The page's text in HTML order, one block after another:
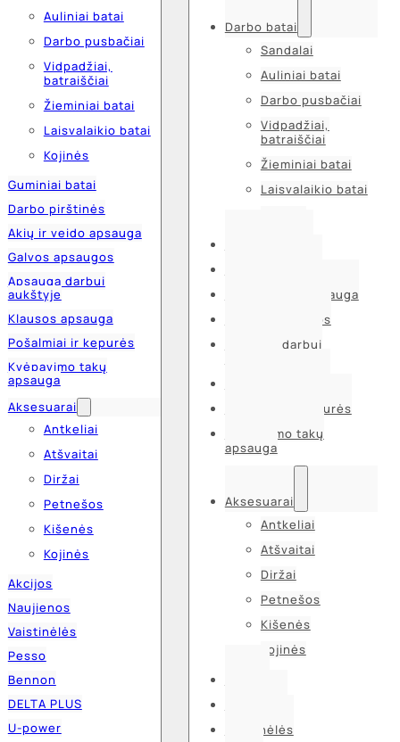
Auliniai batai
Darbo pusbačiai
Vidpadžiai,
batraiščiai
Žieminiai batai
Laisvalaikio batai
Kojinės
Guminiai batai
Darbo pirštinės
Akių ir veido apsauga
Galvos apsaugos
Apsauga darbui
aukštyje
Klausos apsauga
Pošalmiai ir kepurės
Kvėpavimo takų
apsauga
Aksesuarai
Antkeliai
Atšvaitai
Diržai
Petnešos
Kišenės
Kojinės
Akcijos
Naujienos
Vaistinėlės
Pesso
Bennon
DELTA PLUS
U-power
Darbo batai
Sandalai
Auliniai batai
Darbo pusbačiai
Vidpadžiai,
batraiščiai
Žieminiai batai
Laisvalaikio batai
Akių ir veido apsauga
Galvos apsaugos
Apsauga darbui
Pošalmiai ir kepurės
Kvėpavimo takų
apsauga
Aksesuarai
Antkeliai
Atšvaitai
Diržai
Petnešos
Kišenės
Kojinės
Vaistinėlės